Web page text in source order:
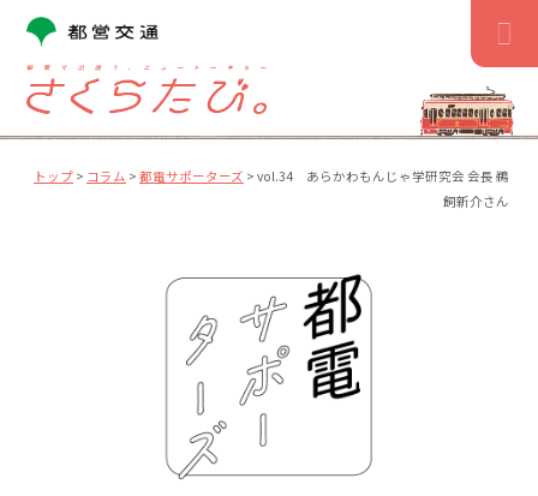
へ
トップ > コラム > 都電サポーターズ > vol.34 あらかわもんじゃ学研究会 会長 鵜
飼新介さん